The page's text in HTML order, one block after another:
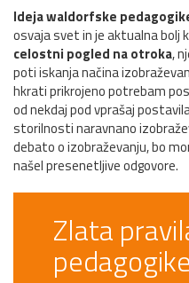
Ideja waldorfske
osvaja svet in je aktualna bolj
celostni pogled na otroka,
poti iskanja načina
hkrati prikrojeno potrebam
od nekdaj pod vprašaj
storilnosti naravnano
debato o izobraževanju, bo
našel presenetljive odgovore.
Zlata
pedagogike